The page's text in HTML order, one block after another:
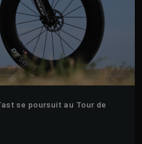
se poursuit au Tour de